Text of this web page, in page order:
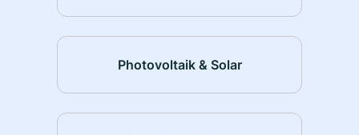
Photovoltaik & Solar